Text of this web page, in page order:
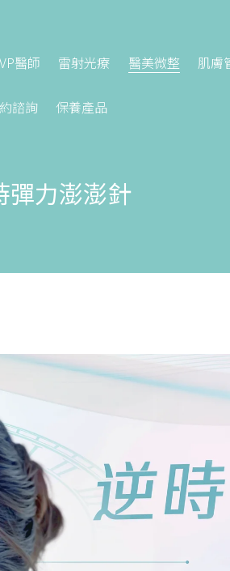
醫師 雷射光療 醫美微整 肌膚
諮詢 保養產品
彈力澎澎針